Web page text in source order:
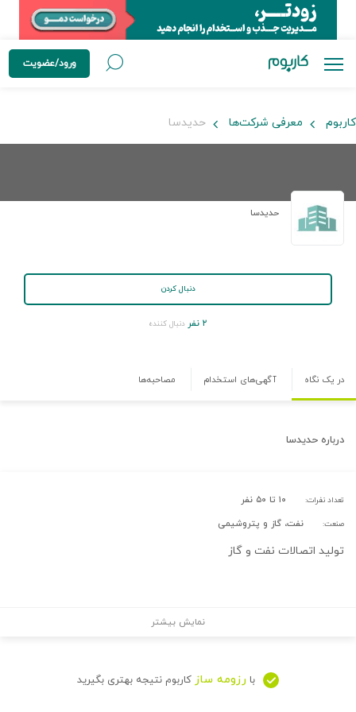
ورود/عضویت
کاربوم معرفی شرکت‌ها حدیدسا
حدیدسا
دنبال کردن
۲ نفر دنبال کننده
در یک نگاه آگهی‌های استخدام مصاحبه‌ها
درباره حدیدسا
تعداد نفرات: ۱۰ تا ۵۰ نفر
صنعت: نفت، گاز و پتروشیمی
تولید اتصالات نفت و گاز
نمایش بیشتر
با رزومه ساز کاربوم نتیجه بهتری بگیرید